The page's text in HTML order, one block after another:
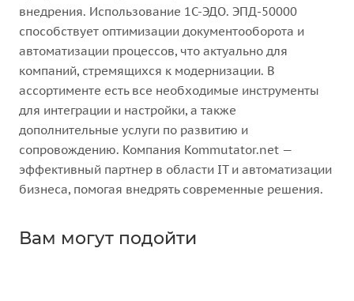
внедрения. Использование 1С-ЭДО. ЭПД-50000
способствует оптимизации документооборота и
автоматизации процессов, что актуально для
компаний, стремящихся к модернизации. В
ассортименте есть все необходимые инструменты
для интеграции и настройки, а также
дополнительные услуги по развитию и
сопровождению. Компания Kommutator.net —
эффективный партнер в области IT и автоматизации
бизнеса, помогая внедрять современные решения.
Вам могут подойти